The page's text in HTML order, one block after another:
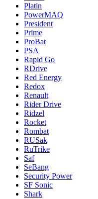
Platin
PowerMAQ
President
Prime
ProBat
PSA
Rapid Go
RDrive
Red Energy
Redox
Renault
Rider Drive
Ridzel
Rocket
Rombat
RUSak
RuTrike
Saf
SeBang
Security Power
SF Sonic
Shark